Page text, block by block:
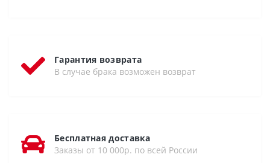
Гарантия возврата
В случае брака возможен возврат
Бесплатная доставка
Заказы от 10 000р. по всей России